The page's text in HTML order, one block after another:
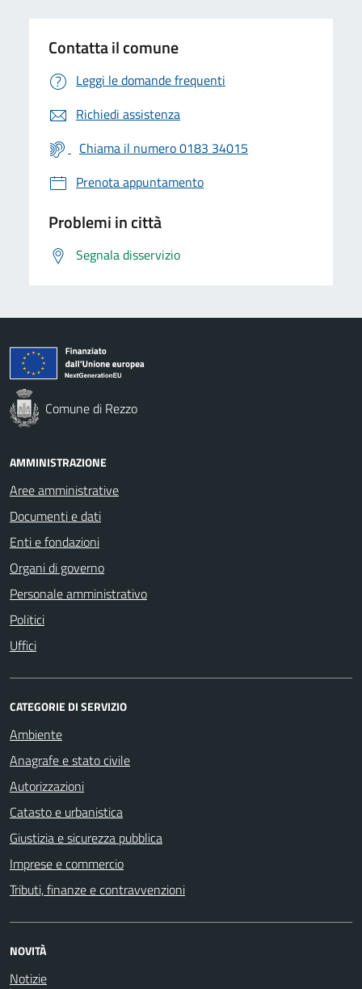
Contatta il comune
Leggi le domande frequenti
Richiedi assistenza
Chiama il numero 0183 34015
Prenota appuntamento
Problemi in città
Segnala disservizio
Comune di Rezzo
AMMINISTRAZIONE
Aree amministrative
Documenti e dati
Enti e fondazioni
Organi di governo
Personale amministrativo
Politici
Uffici
CATEGORIE DI SERVIZIO
Ambiente
Anagrafe e stato civile
Autorizzazioni
Catasto e urbanistica
Giustizia e sicurezza pubblica
Imprese e commercio
Tributi, finanze e contravvenzioni
NOVITÀ
Notizie